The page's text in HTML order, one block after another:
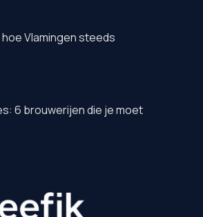
Vlamingen steeds
6 brouwerijen die je moet